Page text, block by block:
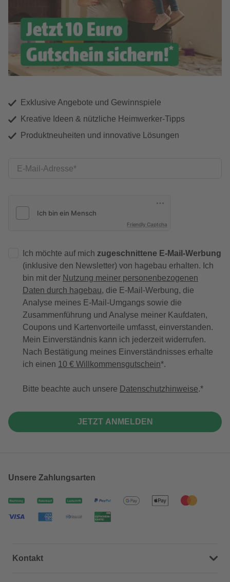
Exklusive Angebote und Gewinnspiele
Kreative Ideen & nützliche Heimwerker-Tipps
Produktneuheiten und innovative Lösungen
E-Mail-Adresse
Friendly Captcha
Ich möchte auf mich zugeschnittene E-Mail-Werbung
(inklusive den Newsletter) von hagebau erhalten. Ich
bin mit der Nutzung meiner personenbezogenen
Daten durch hagebau, die E-Mail-Werbung, die
Analyse meines E-Mail-Umgangs sowie die
Zusammenführung und Analyse meiner Kaufdaten,
Coupons und Kartenvorteile umfasst, einverstanden.
Mein Einverständnis kann ich jederzeit widerrufen.
Nach Bestätigung meines Einverständnisses erhalte
ich einen 10 € Willkommensgutschein*.
Bitte beachte auch unsere Datenschutzhinweise.
JETZT ANMELDEN
Unsere Zahlungsarten
Kontakt